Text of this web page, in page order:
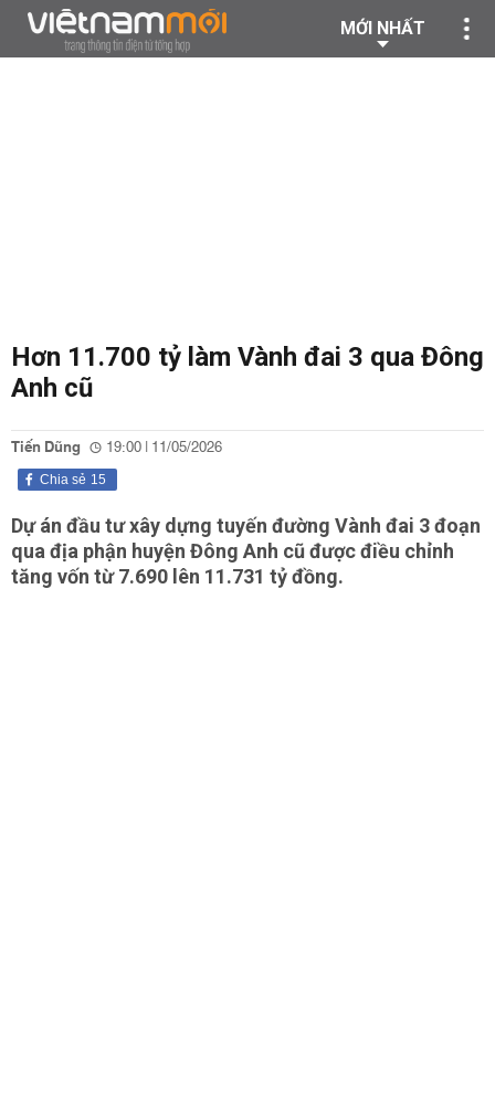
MỚI NHẤT
Hơn 11.700 tỷ làm Vành đai 3 qua Đông
Anh cũ
Tiến Dũng 19:00 | 11/05/2026
15
Chia sẻ
Dự án đầu tư xây dựng tuyến đường Vành đai 3 đoạn
qua địa phận huyện Đông Anh cũ được điều chỉnh
tăng vốn từ 7.690 lên 11.731 tỷ đồng.